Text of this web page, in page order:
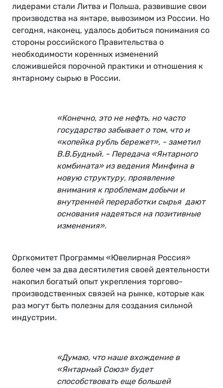
лидерами стали Литва и Польша, развившие свои
производства на янтаре, вывозимом из России. Но
сегодня, наконец, удалось добиться понимания со
стороны российского Правительства о
необходимости коренных изменений
сложившейся порочной практики и отношения к
янтарному сырью в России.
«Конечно, это не нефть, но часто
государство забывает о том, что и
«копейка рубль бережет», - заметил
В.В.Будный. - Передача «Янтарного
комбината» из ведения Минфина в
новую структуру, проявление
внимания к проблемам добычи и
внутренней переработки сырья дают
основания надеяться на позитивные
изменения».
Оргкомитет Программы «Ювелирная Россия»
более чем за два десятилетия своей деятельности
накопил богатый опыт укрепления торгово-
производственных связей на рынке, которые как
раз могут быть полезны для создания сильной
индустрии.
«Думаю, что наше вхождение в
«Янтарный Союз» будет
способствовать еще большей